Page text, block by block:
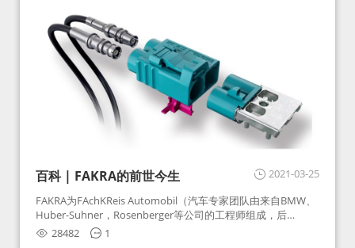
2021-03-25
百科 | FAKRA的前世今生
FAKRA为FAchKReis Automobil（汽车专家团队由来自BMW、
Huber-Suhner，Rosenberger等公司的工程师组成，后
Huber-Suhner相关连接器业务及技术在2010年并入
Rosenberger）缩写。起初为BMW需求用于车载收音机天线连
28482 1